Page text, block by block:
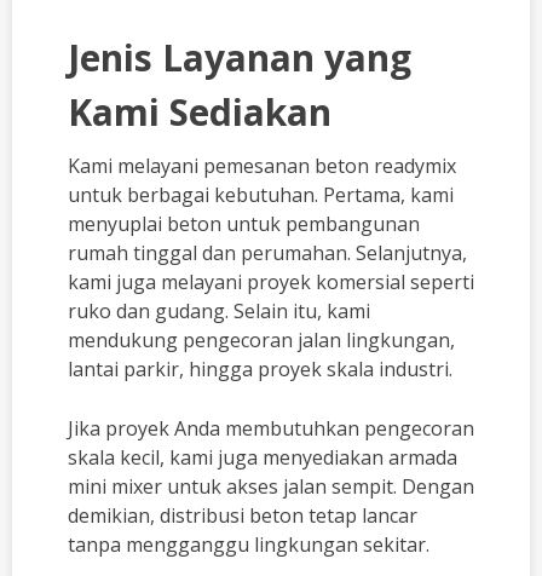
Jenis Layanan yang
Kami Sediakan
Kami melayani pemesanan beton readymix
untuk berbagai kebutuhan. Pertama, kami
menyuplai beton untuk pembangunan
rumah tinggal dan perumahan. Selanjutnya,
kami juga melayani proyek komersial seperti
ruko dan gudang. Selain itu, kami
mendukung pengecoran jalan lingkungan,
lantai parkir, hingga proyek skala industri.
Jika proyek Anda membutuhkan pengecoran
skala kecil, kami juga menyediakan armada
mini mixer untuk akses jalan sempit. Dengan
demikian, distribusi beton tetap lancar
tanpa mengganggu lingkungan sekitar.